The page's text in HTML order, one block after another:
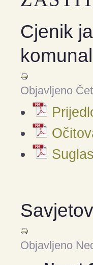
Cjenik
Objavljeno
Objavljeno